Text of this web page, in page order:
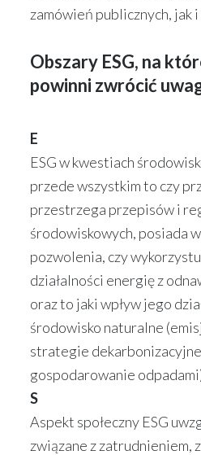
zamówień publicznych, jak
Obszary ESG, na
powinni zwrócić
E
ESG w kwestiach
przede wszystkim to czy
przestrzega przepisów i
środowiskowych, posiada
pozwolenia, czy
działalności energię z
oraz to jaki wpływ jego
środowisko naturalne
strategie
gospodarowanie
S
Aspekt społeczny ESG
związane z zatrudnieniem,